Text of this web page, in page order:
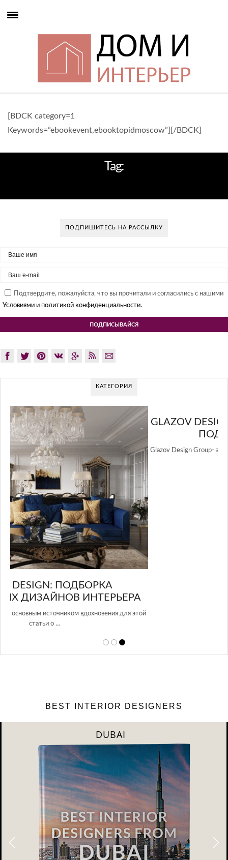
[BDCK category=1
Keywords=”ebookevent,ebooktopidmoscow”][/BDCK]
Tag:
ПОДПИШИТЕСЬ НА РАССЫЛКУ
Подтвердите, пожалуйста, что вы прочитали и согласились с нашими
Условиями и политикой конфиденциальности.
КАТЕГОРИЯ
GLAZOV DESIGN GROUP – УНИКАЛЬНЫЙ
ПОДХОД К ДИЗАЙНУ
Glazov Design Group- это одна из лучших студий дизайна интерьера
в Росси…
BEST INTERIOR DESIGNERS
DUBAI